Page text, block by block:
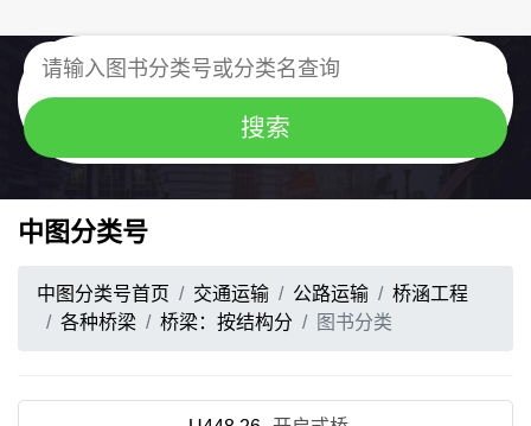
中图分类号
中图分类号首页 交通运输 公路运输
桥涵工程
各种桥梁
桥梁：按结构分 图书分类